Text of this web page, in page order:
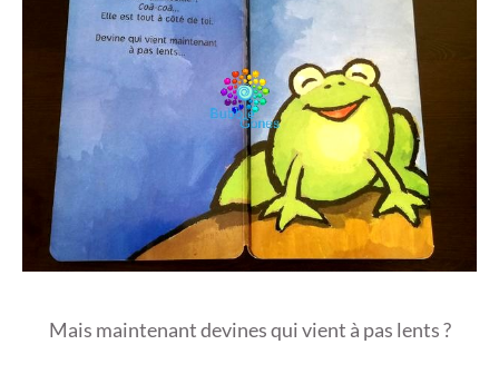
Mais maintenant devines qui vient à pas lents ?